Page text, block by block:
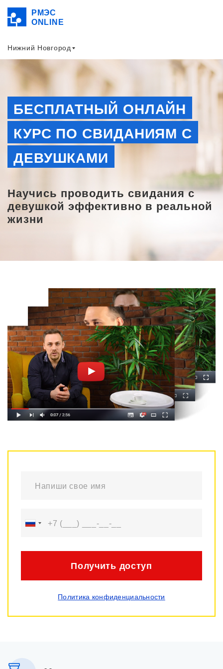
РМЭС
ONLINE
Нижний Новгород
БЕСПЛАТНЫЙ ОНЛАЙН
КУРС ПО СВИДАНИЯМ С
ДЕВУШКАМИ
Научись проводить свидания с
девушкой эффективно в реальной
жизни
Получить доступ
Политика конфиденциальности